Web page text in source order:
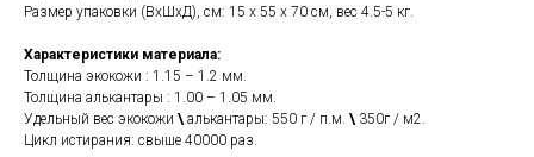
Размер упаковки (ВхШхД), см: 15 x 55 x 70 см, вес 4.5-5 кг.
Характеристики материала:
Толщина экокожи : 1.15 – 1.2 мм.
Толщина алькантары : 1.00 – 1.05 мм.
Удельный вес экокожи \ алькантары: 550 г / п.м. \ 350г / м2.
Цикл истирания: свыше 40000 раз.